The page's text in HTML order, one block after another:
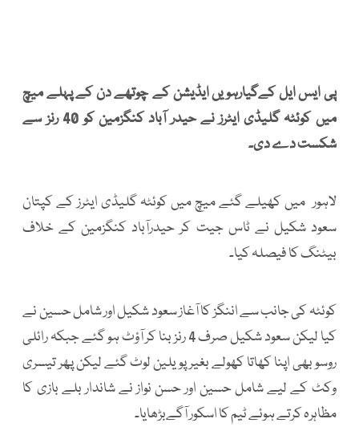
پی ایس ایل کےگیارہویں ایڈیشن کے چوتھے دن کے پہلے میچ
میں کوئٹہ گلیڈی ایٹرز نے حیدر آباد کنگزمین کو 40 رنز سے
شکست دے دی۔
لاہور میں کھیلے گئے میچ میں کوئٹہ گلیڈی ایٹرز کے کپتان
سعود شکیل نے ٹاس جیت کر حیدرآباد کنگزمین کے خلاف
بیٹنگ کا فیصلہ کیا۔
کوئٹہ کی جانب سے اننگز کا آغاز سعود شکیل اور شامل حسین نے
کیا لیکن سعود شکیل صرف 4 رنز بنا کر آؤٹ ہو گئے جبکہ رائلی
روسو بھی اپنا کھاتا کھولے بغیر پویلین لوٹ گئے لیکن پھر تیسری
وکٹ کے لیے شامل حسین اور حسن نواز نے شاندار بلے بازی کا
مظاہرہ کرتے ہوئے ٹیم کا اسکور آگےبڑھایا۔